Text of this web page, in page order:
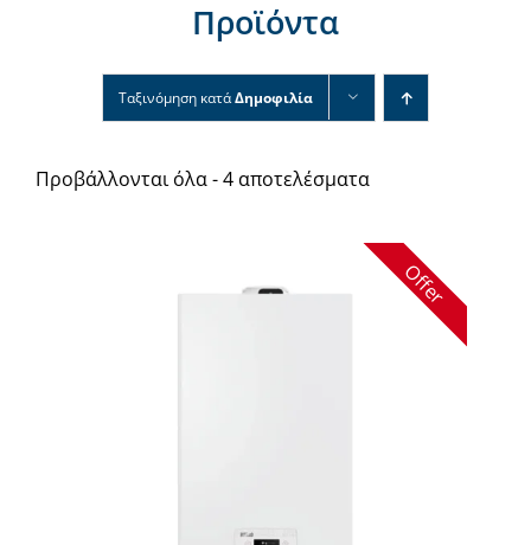
Επικοινωνία
Προϊόντα
Ταξινόμηση κατάΔημοφιλία
Προβάλλονται όλα - 4 αποτελέσματα
Offer